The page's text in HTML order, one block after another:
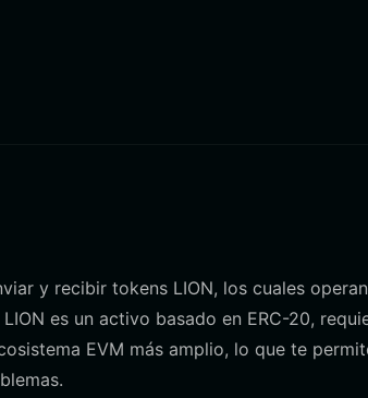
y recibir tokens LION, los cuales
es un activo basado en ERC-20,
EVM más amplio, lo que te